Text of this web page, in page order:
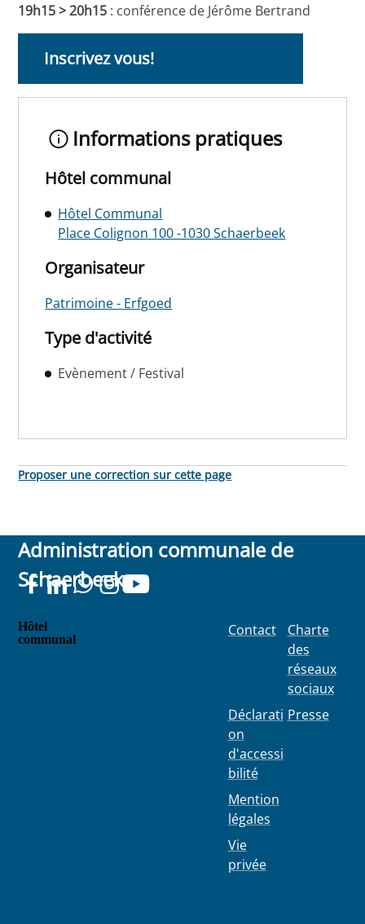
19h15 > 20h15 : conférence de Jérôme Bertrand
Inscrivez vous!
Informations pratiques
Hôtel communal
Hôtel Communal
Place Colignon 100 -1030 Schaerbeek
Organisateur
Patrimoine - Erfgoed
Type d'activité
Evènement / Festival
Proposer une correction sur cette page
Administration communale de
Schaerbeek
Hôtel
communal
Contact
Déclarati
on
d'accessi
bilité
Mention
légales
Vie
privée
Charte
des
réseaux
sociaux
Presse